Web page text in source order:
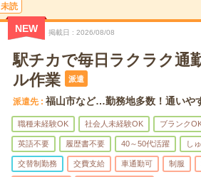
未読
NEW 掲載日 2026/08/08
駅チカで毎日ラクラク通
ル作業
派遣
派遣先 福山市など…勤務地多数！通いや
職種未経験OK 社会人未経験OK ブランク
英語不要 履歴書不要 40～50代活躍 し
交替制勤務 交費支給 車通勤可 制服